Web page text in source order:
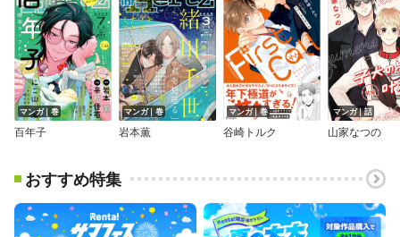
マンガ｜巻
百年子
マンガ｜巻
岩本薫
マンガ｜巻
谷崎トルク
マンガ｜話
山家なつの
おすすめ特集